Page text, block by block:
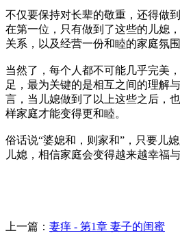
不仅要保持对长辈的敬重，还得做
在第一位，只有做到了这些的儿媳
关系，以及经营一份和睦的家庭氛围
当然了，每个人都不可能几乎完美
足，最为关键的是相互之间的理解
言，当儿媳做到了以上这些之后，
样家庭才能变得更和睦。
俗话说“婆媳和，则家和”，只要儿
儿媳，相信家庭会变得越来越幸福与
上一篇： 妻痒 - 第1章 妻子的闺蜜